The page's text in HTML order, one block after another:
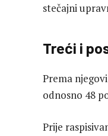
stečajni
Treći i
Prema
odnosno 48
Prije